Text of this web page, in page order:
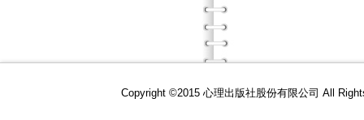
Copyright ©2015 心理出版社股份有限公司 All